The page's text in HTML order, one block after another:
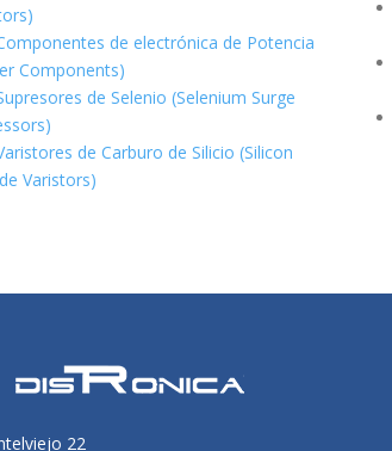
de electrónica de Potencia
Components)
de Selenio (Selenium Surge
de Carburo de Silicio (Silicon
Varistors)
22